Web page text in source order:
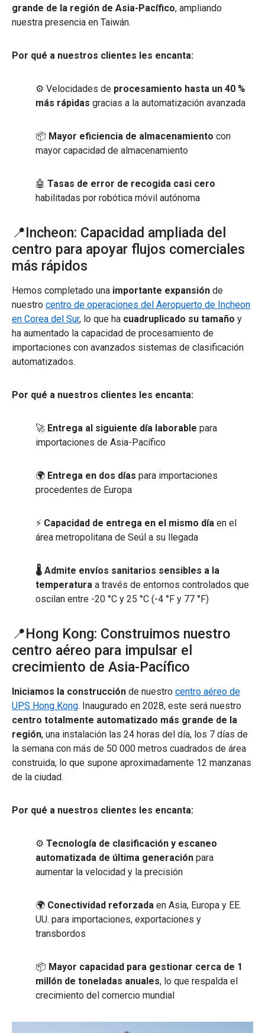
grande de la región de Asia-Pacífico, ampliando
nuestra presencia en Taiwán.
Por qué a nuestros clientes les encanta:
⚙️ Velocidades de procesamiento hasta un 40 %
más rápidas gracias a la automatización avanzada
📦 Mayor eficiencia de almacenamiento con
mayor capacidad de almacenamiento
🤖 Tasas de error de recogida casi cero
habilitadas por robótica móvil autónoma
📍Incheon: Capacidad ampliada del
centro para apoyar flujos comerciales
más rápidos
Hemos completado una importante expansión de
nuestro centro de operaciones del Aeropuerto de Incheon
en Corea del Sur, lo que ha cuadruplicado su tamaño y
ha aumentado la capacidad de procesamiento de
importaciones con avanzados sistemas de clasificación
automatizados.
Por qué a nuestros clientes les encanta:
🚀 Entrega al siguiente día laborable para
importaciones de Asia-Pacífico
🌍 Entrega en dos días para importaciones
procedentes de Europa
⚡ Capacidad de entrega en el mismo día en el
área metropolitana de Seúl a su llegada
🌡️ Admite envíos sanitarios sensibles a la
temperatura a través de entornos controlados que
oscilan entre -20 °C y 25 °C (-4 °F y 77 °F)
📍Hong Kong: Construimos nuestro
centro aéreo para impulsar el
crecimiento de Asia-Pacífico
Iniciamos la construcción de nuestro centro aéreo de
UPS Hong Kong. Inaugurado en 2028, este será nuestro
centro totalmente automatizado más grande de la
región, una instalación las 24 horas del día, los 7 días de
la semana con más de 50 000 metros cuadrados de área
construida, lo que supone aproximadamente 12 manzanas
de la ciudad.
Por qué a nuestros clientes les encanta:
⚙️ Tecnología de clasificación y escaneo
automatizada de última generación para
aumentar la velocidad y la precisión
🌍 Conectividad reforzada en Asia, Europa y EE.
UU. para importaciones, exportaciones y
transbordos
📦 Mayor capacidad para gestionar cerca de 1
millón de toneladas anuales, lo que respalda el
crecimiento del comercio mundial